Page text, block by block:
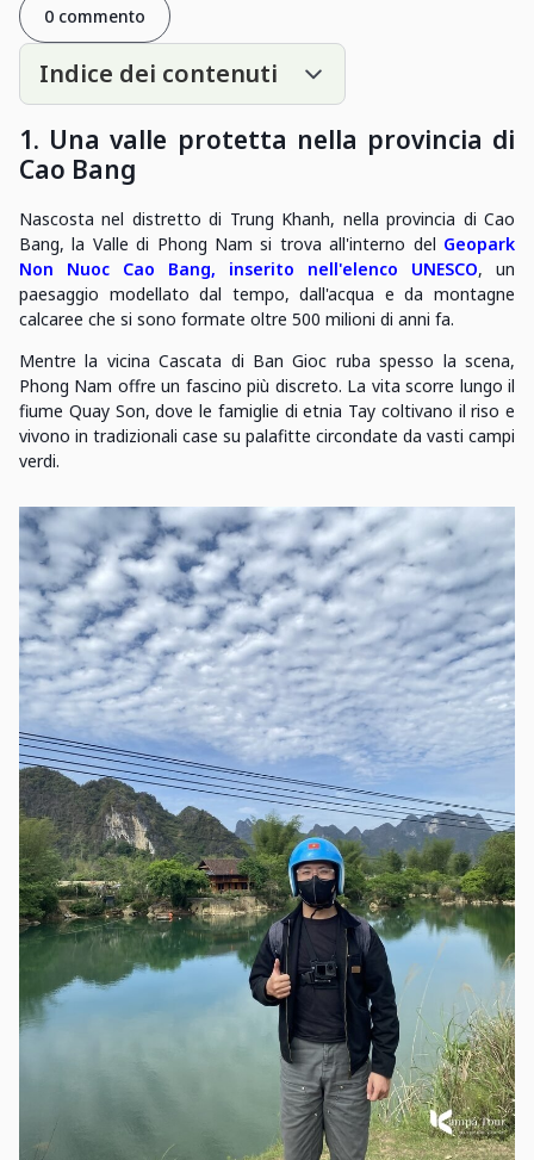
0 commento
Indice dei contenuti
1. Una valle protetta nella provincia di
Cao Bang
Nascosta nel distretto di Trung Khanh, nella provincia di Cao
Bang, la Valle di Phong Nam si trova all'interno del Geopark
Non Nuoc Cao Bang, inserito nell'elenco UNESCO, un
paesaggio modellato dal tempo, dall'acqua e da montagne
calcaree che si sono formate oltre 500 milioni di anni fa.
Mentre la vicina Cascata di Ban Gioc ruba spesso la scena,
Phong Nam offre un fascino più discreto. La vita scorre lungo il
fiume Quay Son, dove le famiglie di etnia Tay coltivano il riso e
vivono in tradizionali case su palafitte circondate da vasti campi
verdi.